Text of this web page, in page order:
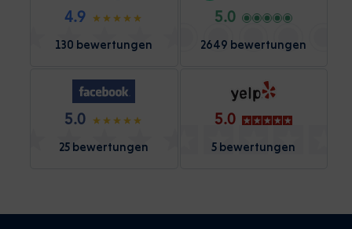
4.9
130 bewertungen
5.0
2649 bewertungen
5.0
25 bewertungen
5.0
5 bewertungen